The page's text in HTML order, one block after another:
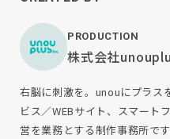
PRODUCTION
株式会社
右脳に刺激を。unouにプラス
ビス／WEBサイト、スマート
営を業務とする制作事務所です